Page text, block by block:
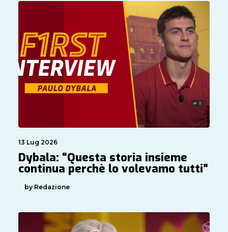
13 Lug 2026
Dybala: “Questa storia insieme
continua perchè lo volevamo tutti”
by Redazione